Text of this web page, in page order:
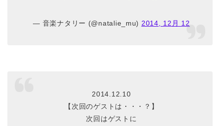
— 音楽ナタリー (@natalie_mu) 2014, 12月 12
2014.12.10
【次回のゲストは・・・？】
次回はゲストに